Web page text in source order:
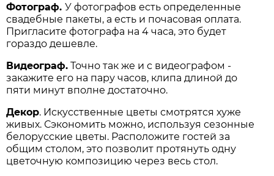
Фотограф.У фотографов есть определенные
свадебные пакеты, а есть и почасовая оплата.
Пригласите фотографа на 4 часа, это будет
гораздо дешевле.
Видеограф. Точно так же и с видеографом -
закажите его на пару часов, клипа длиной до
пяти минут вполне достаточно.
Декор. Искусственные цветы смотрятся хуже
живых. Сэкономить можно, используя сезонные
белорусские цветы. Расположите гостей за
общим столом, это позволит протянуть одну
цветочную композицию через весь стол.